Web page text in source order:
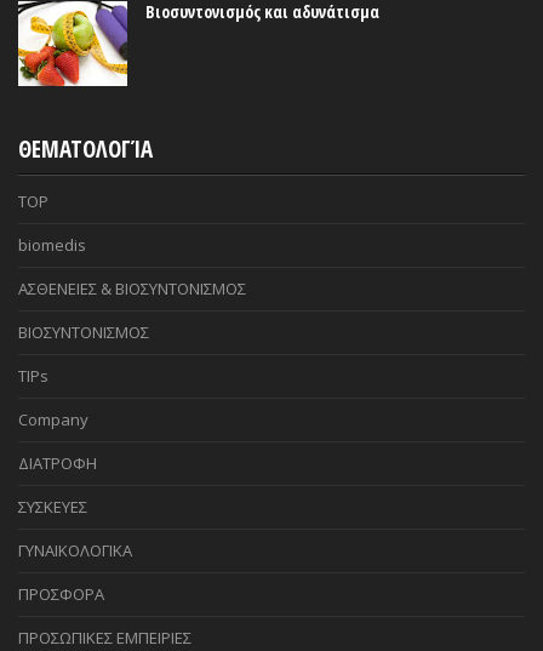
Βιοσυντονισμός και αδυνάτισμα
ΘΕΜΑΤΟΛΟΓΊΑ
TOP
biomedis
ΑΣΘΕΝΕΙΕΣ & ΒΙΟΣΥΝΤΟΝΙΣΜΟΣ
ΒΙΟΣΥΝΤΟΝΙΣΜΟΣ
TIPs
Company
ΔΙΑΤΡΟΦΗ
ΣΥΣΚΕΥΕΣ
ΓΥΝΑΙΚΟΛΟΓΙΚΑ
ΠΡΟΣΦΟΡΑ
ΠΡΟΣΩΠΙΚΕΣ ΕΜΠΕΙΡΙΕΣ